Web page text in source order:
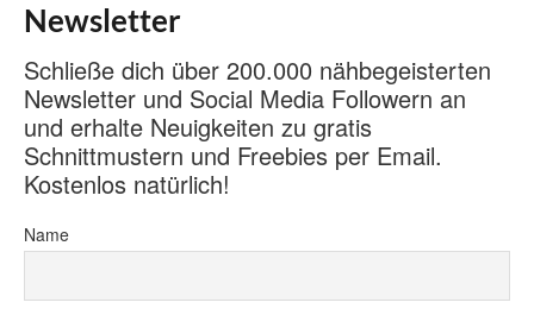
Newsletter
Schließe dich über 200.000 nähbegeisterten
Newsletter und Social Media Followern an
und erhalte Neuigkeiten zu gratis
Schnittmustern und Freebies per Email.
Kostenlos natürlich!
Name